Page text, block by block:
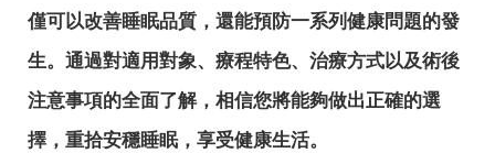
僅可以改善睡眠品質，還能預防一系列健康問題的發
生。通過對適用對象、療程特色、治療方式以及術後
注意事項的全面了解，相信您將能夠做出正確的選
擇，重拾安穩睡眠，享受健康生活。